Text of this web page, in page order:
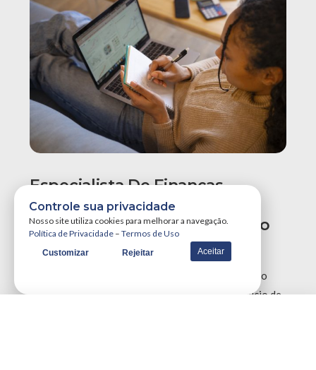
Especialista De Finanças
Recomenda Revisão Do
Orçamento Para Evitar Aperto
No Fim Do Ano
Especialistas em finanças recomendam uma revisão
urgente no planejamento orçamentário neste início de
Controle sua privacidade
Nosso site utiliza cookies para melhorar a navegação.
Política de Privacidade – Termos de Uso
Customizar Rejeitar Aceitar